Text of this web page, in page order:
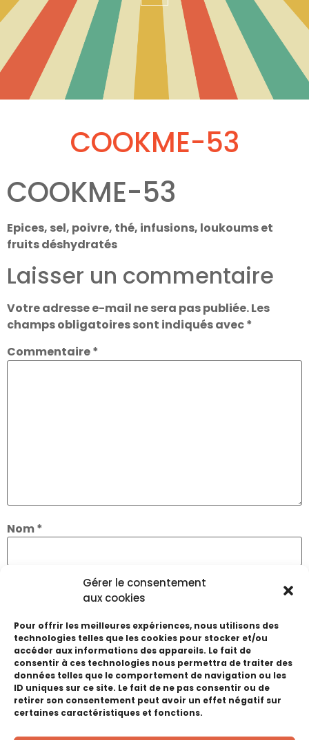
Gérer le consentement
aux cookies
Pour offrir les meilleures expériences, nous utilisons des
technologies telles que les cookies pour stocker et/ou
accéder aux informations des appareils. Le fait de
consentir à ces technologies nous permettra de traiter des
données telles que le comportement de navigation ou les
ID uniques sur ce site. Le fait de ne pas consentir ou de
retirer son consentement peut avoir un effet négatif sur
certaines caractéristiques et fonctions.
COOKME-53
COOKME-53
Epices, sel, poivre, thé, infusions, loukoums et
fruits déshydratés
Laisser un commentaire
Votre adresse e-mail ne sera pas publiée.Les
champs obligatoires sont indiqués avec*
Commentaire*
Nom*
Site web
Enregistrer mon nom, mon e-mail et mon site
dans le navigateur pour mon prochain